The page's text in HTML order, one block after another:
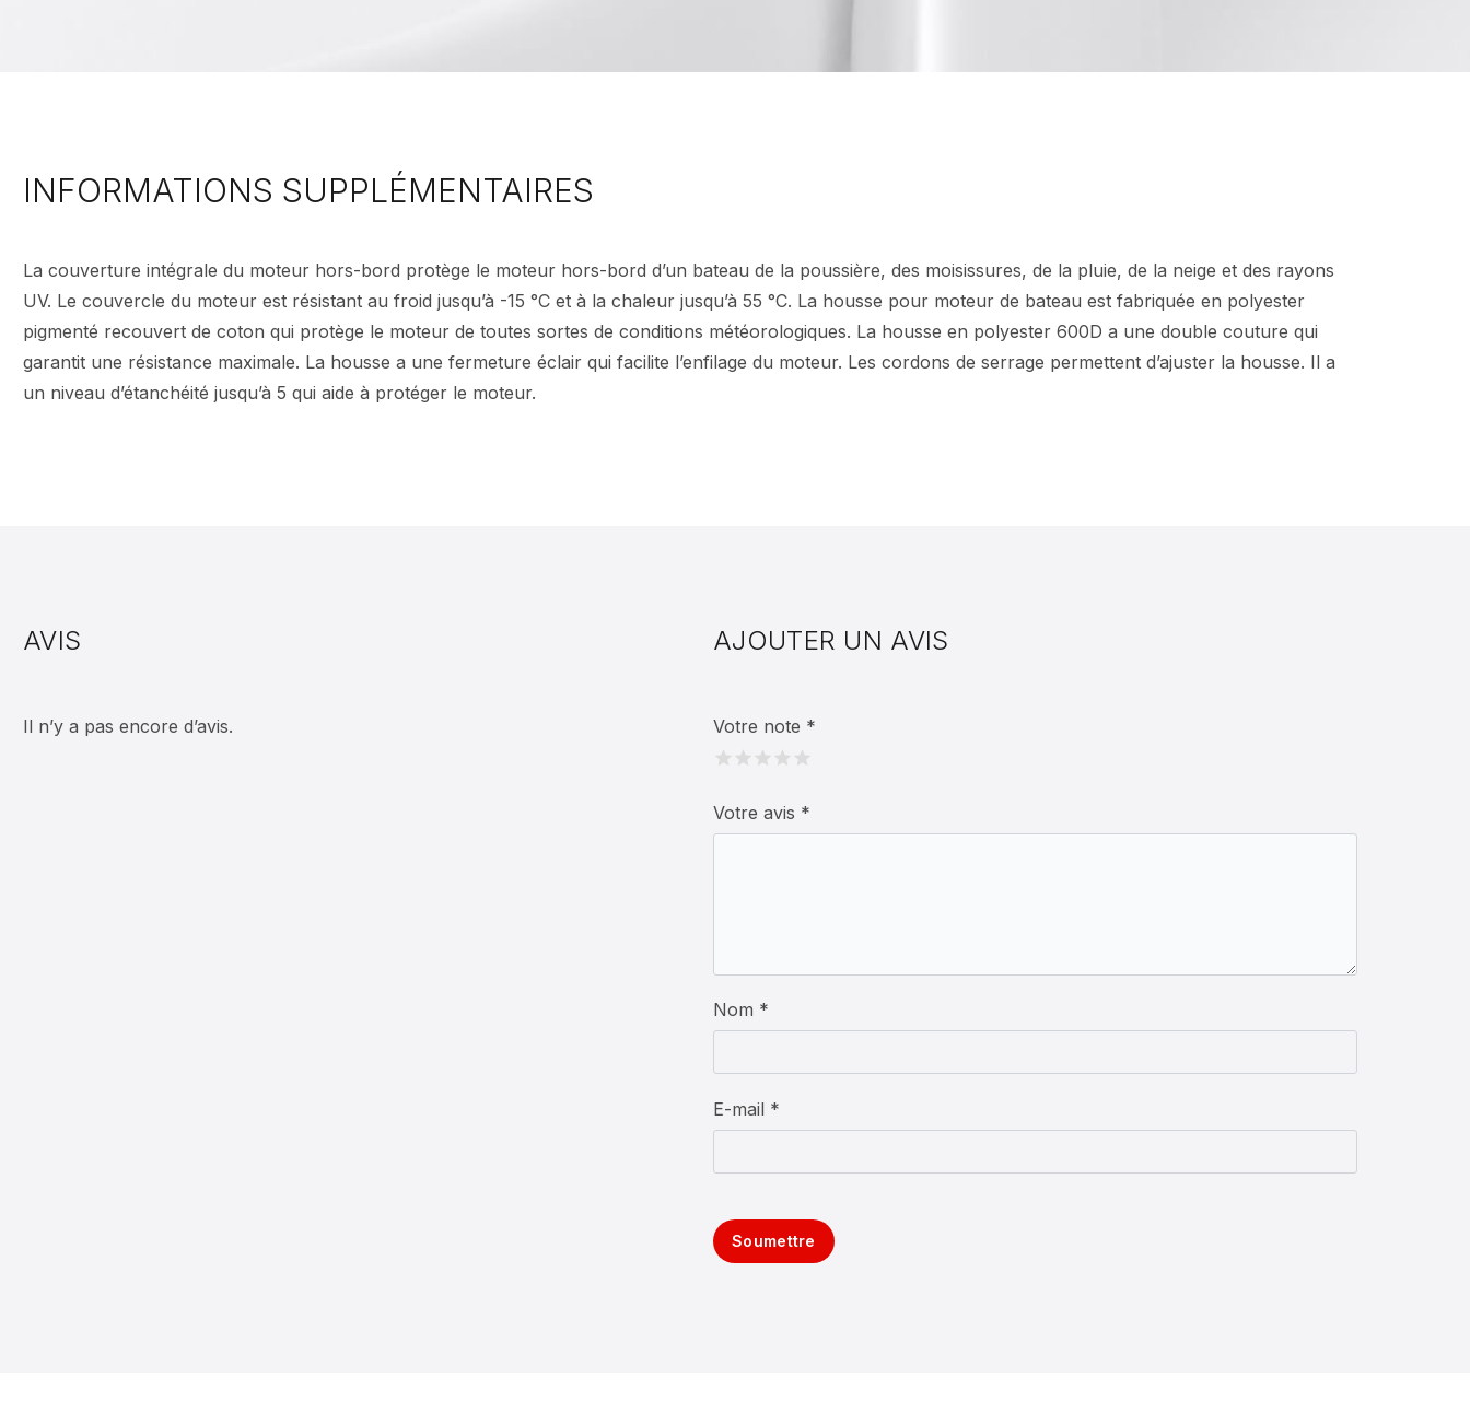
INFORMATIONS SUPPLÉMENTAIRES
La couverture intégrale du moteur hors-bord protège le moteur hors-bord d’un bateau de la poussière, des moisissures, de la pluie, de la neige et des rayons
UV. Le couvercle du moteur est résistant au froid jusqu’à -15 °C et à la chaleur jusqu’à 55 °C. La housse pour moteur de bateau est fabriquée en polyester
pigmenté recouvert de coton qui protège le moteur de toutes sortes de conditions météorologiques. La housse en polyester 600D a une double couture qui
garantit une résistance maximale. La housse a une fermeture éclair qui facilite l’enfilage du moteur. Les cordons de serrage permettent d’ajuster la housse. Il a
un niveau d’étanchéité jusqu’à 5 qui aide à protéger le moteur.
AVIS
Il n’y a pas encore d’avis.
AJOUTER UN AVIS
Votre note *
Votre avis *
Nom *
E-mail *
Soumettre